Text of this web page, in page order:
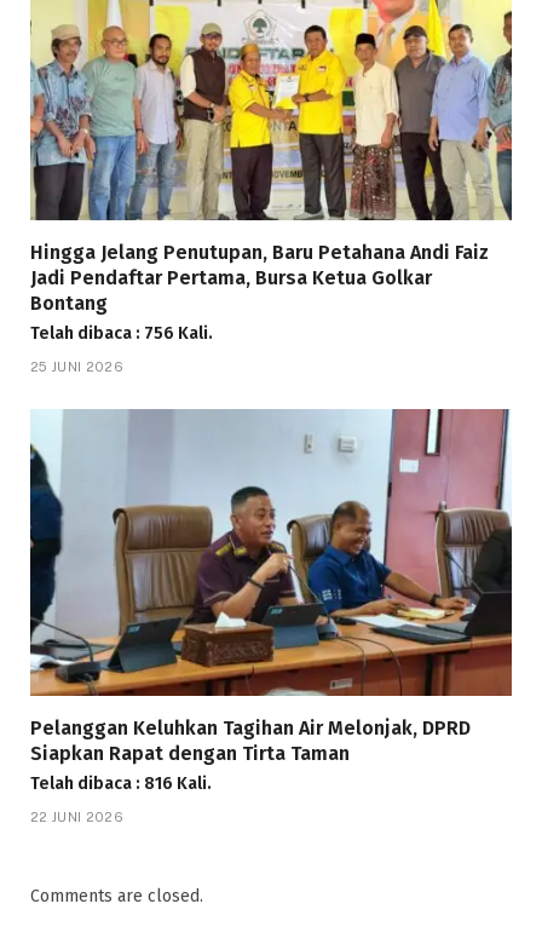
Hingga Jelang Penutupan, Baru Petahana Andi Faiz
Jadi Pendaftar Pertama, Bursa Ketua Golkar
Bontang
Telah dibaca : 756 Kali.
25 JUNI 2026
Pelanggan Keluhkan Tagihan Air Melonjak, DPRD
Siapkan Rapat dengan Tirta Taman
Telah dibaca : 816 Kali.
22 JUNI 2026
Comments are closed.